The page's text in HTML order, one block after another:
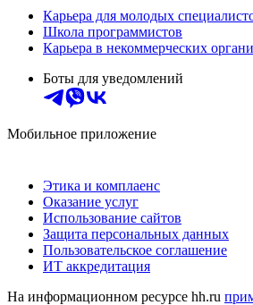
Карьера для молодых
Школа программистов
Карьера в некоммерческих
Боты для уведомлений
Мобильное приложение
Этика и комплаенс
Оказание услуг
Использование сайтов
Защита персональных данных
Пользовательское соглашение
ИТ аккредитация
На информационном ресурсе hh.ru